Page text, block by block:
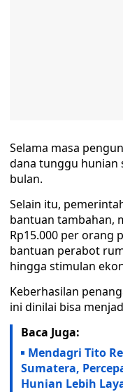
Selama masa
dana tunggu hunian
bulan.
Selain itu,
bantuan tambahan,
Rp15.000 per orang
bantuan perabot
hingga stimulan
Keberhasilan
ini dinilai bisa
Baca Juga:
Mendagri Tito
Sumatera,
Hunian Lebih